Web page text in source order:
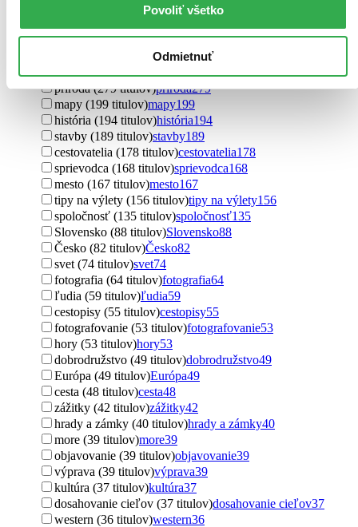
Povoliť všetko
Odmietnuť
Téma
cestovanie (639 titulov)cestovanie
turistika (578 titulov)turistika578
príroda (279 titulov)príroda279
mapy (199 titulov)mapy199
história (194 titulov)história194
stavby (189 titulov)stavby189
cestovatelia (178 titulov)cestovatelia178
sprievodca (168 titulov)sprievodca168
mesto (167 titulov)mesto167
tipy na výlety (156 titulov)tipy na výlety156
spoločnosť (135 titulov)spoločnosť135
Slovensko (88 titulov)Slovensko88
Česko (82 titulov)Česko82
svet (74 titulov)svet74
fotografia (64 titulov)fotografia64
ľudia (59 titulov)ľudia59
cestopisy (55 titulov)cestopisy55
fotografovanie (53 titulov)fotografovanie53
hory (53 titulov)hory53
dobrodružstvo (49 titulov)dobrodružstvo49
Európa (49 titulov)Európa49
cesta (48 titulov)cesta48
zážitky (42 titulov)zážitky42
hrady a zámky (40 titulov)hrady a zámky40
more (39 titulov)more39
objavovanie (39 titulov)objavovanie39
výprava (39 titulov)výprava39
kultúra (37 titulov)kultúra37
dosahovanie cieľov (37 titulov)dosahovanie cieľov37
western (36 titulov)western36